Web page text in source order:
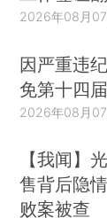
2026年08月
因严重违
免第十四
2026年08月
【我闻】
售背后隐
败案被查